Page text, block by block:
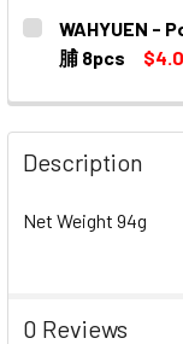
CURRENT
STOCK:
QUANTITY:
DECREASE
WAHYUEN -
脯 8pcs
Description
Net Weight 94g
0 Reviews